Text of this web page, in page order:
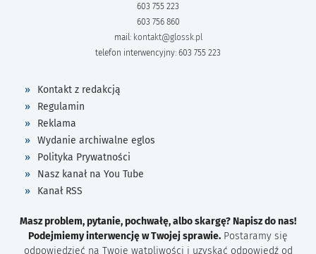
603 755 223
603 756 860
mail: kontakt@glossk.pl
telefon interwencyjny: 603 755 223
Kontakt z redakcją
Regulamin
Reklama
Wydanie archiwalne eglos
Polityka Prywatności
Nasz kanał na You Tube
Kanał RSS
Masz problem, pytanie, pochwałę, albo skargę? Napisz do nas!
Podejmiemy interwencję w Twojej sprawie. Postaramy się
odpowiedzieć na Twoje wątpliwości i uzyskać odpowiedź od